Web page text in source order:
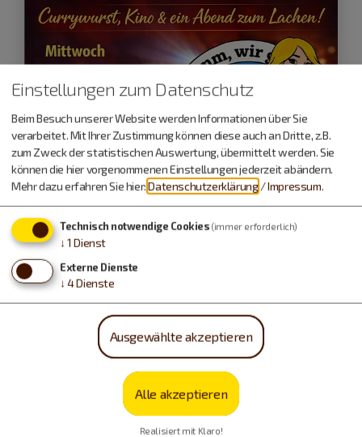
12.08.26
Currywurst und Kino
Einstellungen zum Datenschutz
Beim Besuch unserer Website werden Informationen über Sie
verarbeitet. Mit Ihrer Zustimmung können diese auch an Dritte, z.B.
zum Zweck der statistischen Auswertung, übermittelt werden. Sie
können die hier vorgenommenen Einstellungen jederzeit abändern.
Mehr dazu erfahren Sie hier:Datenschutzerklärung /Impressum.
Technisch notwendige Cookies (immer erforderlich)
↓ 1 Dienst
Externe Dienste
↓ 4Dienste
Ausgewählte akzeptieren
Alle akzeptieren
Realisiert mit Klaro!